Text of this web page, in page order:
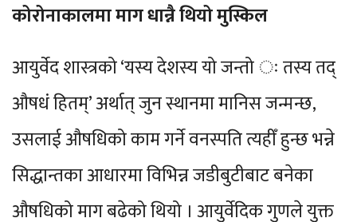
कोरोनाकालमा माग धान्नै थियो मुस्किल
आयुर्वेद शास्त्रको ‘यस्य देशस्य यो जन्तो ः तस्य तद्
औषधं हितम्’ अर्थात् जुन स्थानमा मानिस जन्मन्छ,
उसलाई औषधिको काम गर्ने वनस्पति त्यहीँ हुन्छ भन्ने
सिद्धान्तका आधारमा विभिन्न जडीबुटीबाट बनेका
औषधिको माग बढेको थियो । आयुर्वेदिक गुणले युक्त